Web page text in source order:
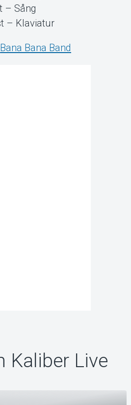
– Sång
– Klaviatur
Bana Bana Band
Kaliber Live